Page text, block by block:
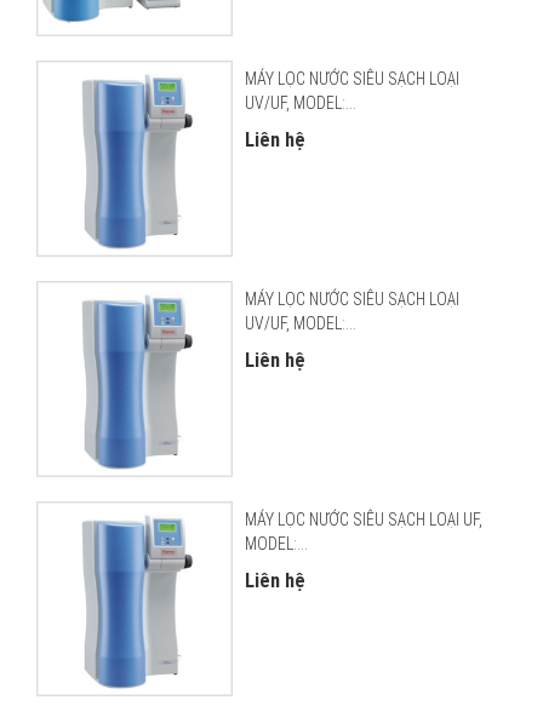
MÁY LỌC NƯỚC SIÊU SẠCH LOẠI
UV/UF, MODEL:...
Liên hệ
MÁY LỌC NƯỚC SIÊU SẠCH LOẠI
UV/UF, MODEL:...
Liên hệ
MÁY LỌC NƯỚC SIÊU SẠCH LOẠI UF,
MODEL:...
Liên hệ